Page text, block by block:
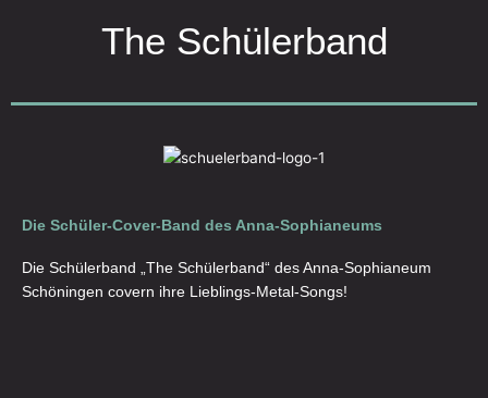
The Schülerband
Die Schüler-Cover-Band des Anna-Sophianeums
Die Schülerband „The Schülerband“ des Anna-Sophianeum
Schöningen covern ihre Lieblings-Metal-Songs!